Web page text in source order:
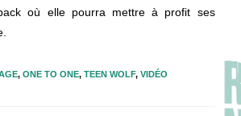
où elle pourra mettre à profit ses
, ONE TO ONE, TEEN WOLF, VIDÉO